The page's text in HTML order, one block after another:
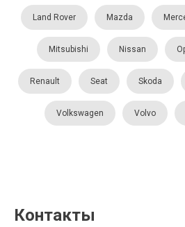
Land Rover Mazda
Mitsubishi Nissan
Renault Seat Skoda
Volkswagen Volvo
Контакты